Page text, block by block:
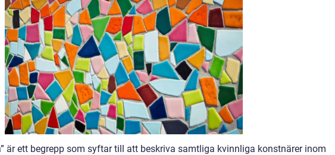
är ett begrepp som syftar till att beskriva samtliga kvinnliga konstnärer inom